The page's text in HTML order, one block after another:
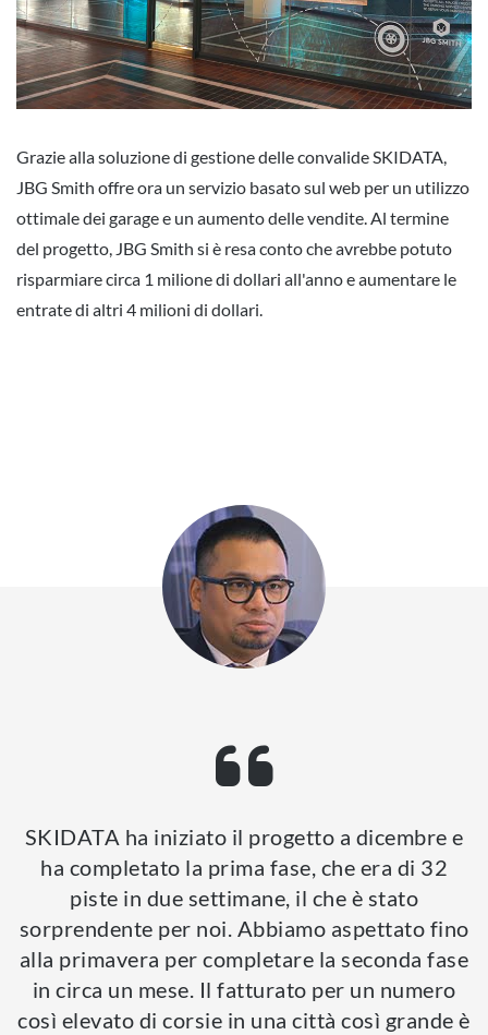
Grazie alla soluzione di gestione delle convalide SKIDATA,
JBG Smith offre ora un servizio basato sul web per un utilizzo
ottimale dei garage e un aumento delle vendite. Al termine
del progetto, JBG Smith si è resa conto che avrebbe potuto
risparmiare circa 1 milione di dollari all'anno e aumentare le
entrate di altri 4 milioni di dollari.
SKIDATA ha iniziato il progetto a dicembre e
ha completato la prima fase, che era di 32
piste in due settimane, il che è stato
sorprendente per noi. Abbiamo aspettato fino
alla primavera per completare la seconda fase
in circa un mese. Il fatturato per un numero
così elevato di corsie in una città così grande è